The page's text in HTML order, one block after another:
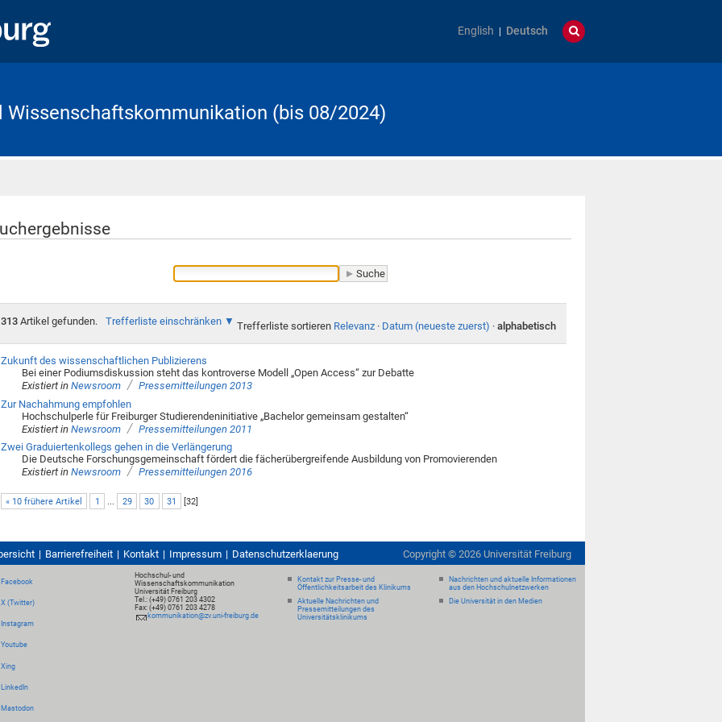
English Deutsch
Wissenschaftskommunikation (bis 08/2024)
313Artikel gefunden. Trefferliste einschränken Trefferliste sortieren Relevanz · Datum (neueste zuerst) · alphabetisch
Zukunft des wissenschaftlichen Publizierens
Bei einer Podiumsdiskussion steht das kontroverse Modell „Open Access“ zur Debatte
Existiert in Newsroom / Pressemitteilungen 2013
Zur Nachahmung empfohlen
Hochschulperle für Freiburger Studierendeninitiative „Bachelor gemeinsam gestalten“
Existiert in Newsroom / Pressemitteilungen 2011
Zwei Graduiertenkollegs gehen in die Verlängerung
Die Deutsche Forschungsgemeinschaft fördert die fächerübergreifende Ausbildung von Promovierenden
Existiert in Newsroom / Pressemitteilungen 2016
« 10 frühere Artikel 1 29 30 31 [32]
Barrierefreiheit Kontakt Impressum Datenschutzerklaerung Copyright © 2026 Universität Freiburg
Facebook
X (Twitter)
Instagram
Youtube
Xing
LinkedIn
Mastodon
Hochschul- und
Wissenschaftskommunikation
Universität Freiburg
Tel.: (+49) 0761 203 4302
Fax: (+49) 0761 203 4278
kommunikation@zv.uni-freiburg.de
Kontakt zur Presse- und
Öffentlichkeitsarbeit des Klinikums
Aktuelle Nachrichten und
Pressemitteilungen des
Universitätsklinikums
Nachrichten und aktuelle Informationen
aus den Hochschulnetzwerken
Die Universität in den Medien